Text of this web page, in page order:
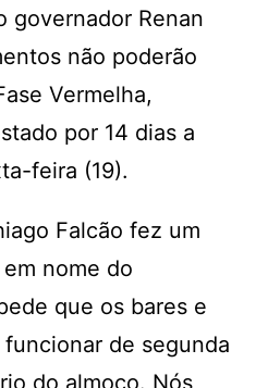
governador Renan
não poderão
Vermelha,
por 14 dias a
feira (19).
Falcão fez um
nome do
que os bares e
de segunda
do almoço. Nós